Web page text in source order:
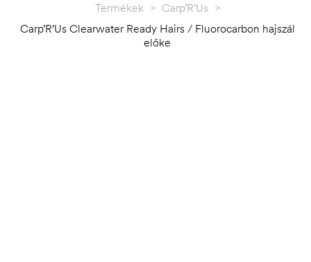
Termékek > Carp’R’Us >
Carp’R’Us Clearwater Ready Hairs / Fluorocarbon hajszál
előke